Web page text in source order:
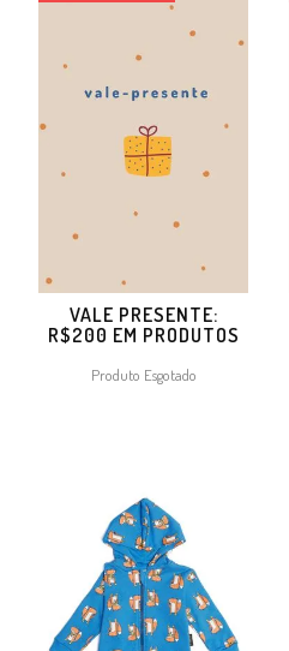
VALE PRESENTE:
R$200 EM PRODUTOS
Produto Esgotado